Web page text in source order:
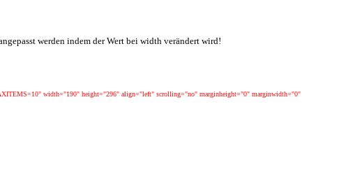
werden indem der Wert bei width verändert wird!
width="190" height="296" align="left" scrolling="no" marginheight="0" marginwidth="0"